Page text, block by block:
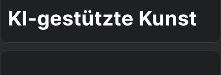
KI-gestützte Kunst